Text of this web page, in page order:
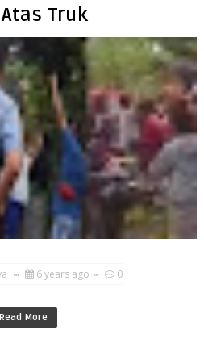
Truk
6 years ago 0
Read More